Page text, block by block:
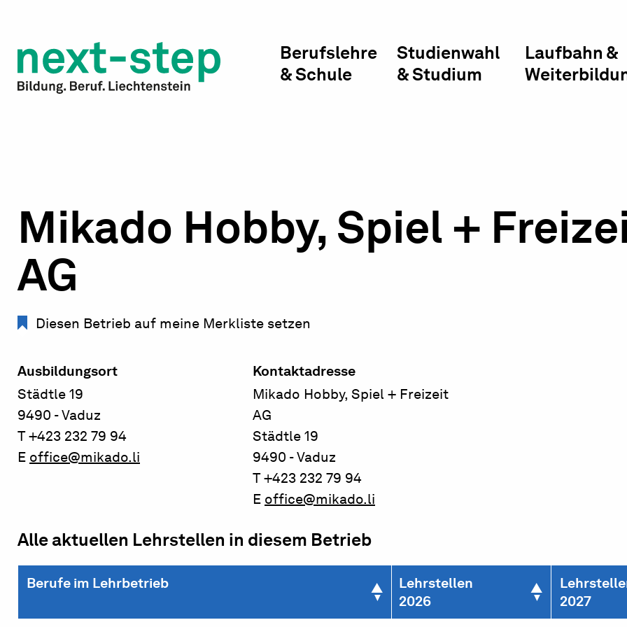
Laufbahn & Weiterbildung
Beratung & Unterstützung
Berufslehre
& Schule
Studienwahl
& Studium
Laufbahn &
Mikado Hobby, Spiel +
AG
Diesen Betrieb auf meine Merkliste setzen
Ausbildungsort
Städtle 19
9490 - Vaduz
T +423 232 79 94
E office@mikado.li
Kontaktadresse
Mikado Hobby, Spiel + Freizeit
AG
Städtle 19
9490 - Vaduz
T +423 232 79 94
E office@mikado.li
Alle aktuellen Lehrstellen in diesem Betrieb
Berufe im Lehrbetrieb
Lehrstellen
2026
2027